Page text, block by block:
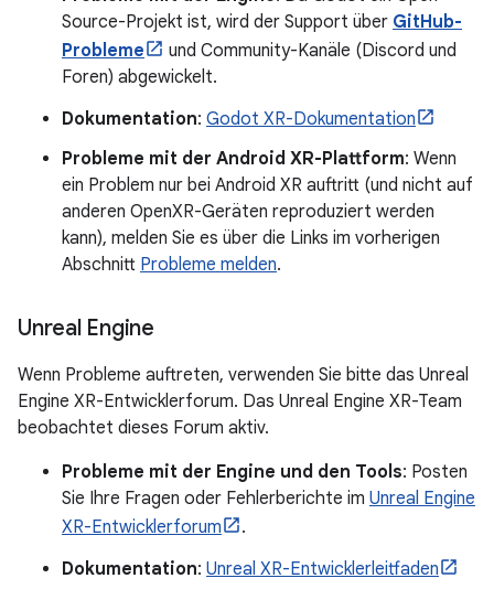
Source-Projekt ist, wird der Support über GitHub-
Probleme
und Community-Kanäle (Discord und
Foren) abgewickelt.
Dokumentation: Godot XR-Dokumentation
Probleme mit der Android XR-Plattform: Wenn
ein Problem nur bei Android XR auftritt (und nicht auf
anderen OpenXR-Geräten reproduziert werden
kann), melden Sie es über die Links im vorherigen
Abschnitt Probleme melden.
Unreal Engine
Wenn Probleme auftreten, verwenden Sie bitte das Unreal
Engine XR-Entwicklerforum. Das Unreal Engine XR-Team
beobachtet dieses Forum aktiv.
Probleme mit der Engine und den Tools: Posten
Sie Ihre Fragen oder Fehlerberichte im Unreal Engine
XR-Entwicklerforum
.
Dokumentation: Unreal XR-Entwicklerleitfaden